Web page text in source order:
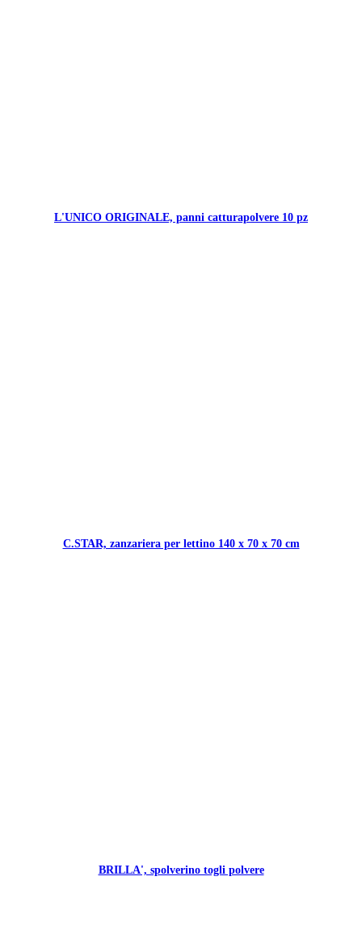
L'UNICO ORIGINALE, panni catturapolvere 10 pz
C.STAR, zanzariera per lettino 140 x 70 x 70 cm
BRILLA', spolverino togli polvere